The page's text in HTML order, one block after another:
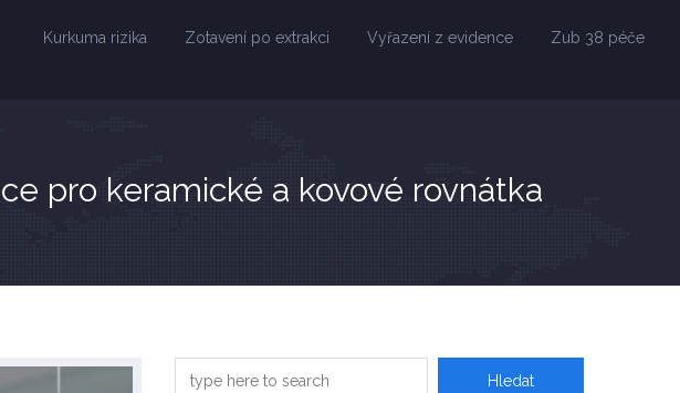
Kurkuma rizika Zotavení po extrakci Vyřazení z evidence Zub 38 péče
pro keramické a kovové rovnátka